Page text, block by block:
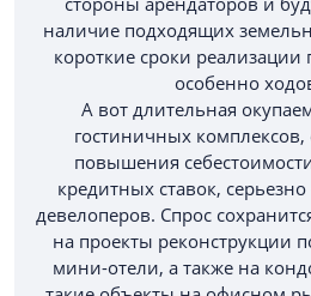
наличие подходящих
короткие сроки реализации
особенно
А вот длительная
гостиничных комплексов,
повышения
кредитных ставок,
девелоперов. Спрос
на проекты реконструкции
мини-отели, а также на